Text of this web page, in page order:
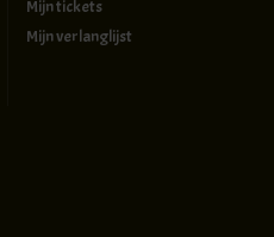
Mijn tickets
Mijn verlanglijst